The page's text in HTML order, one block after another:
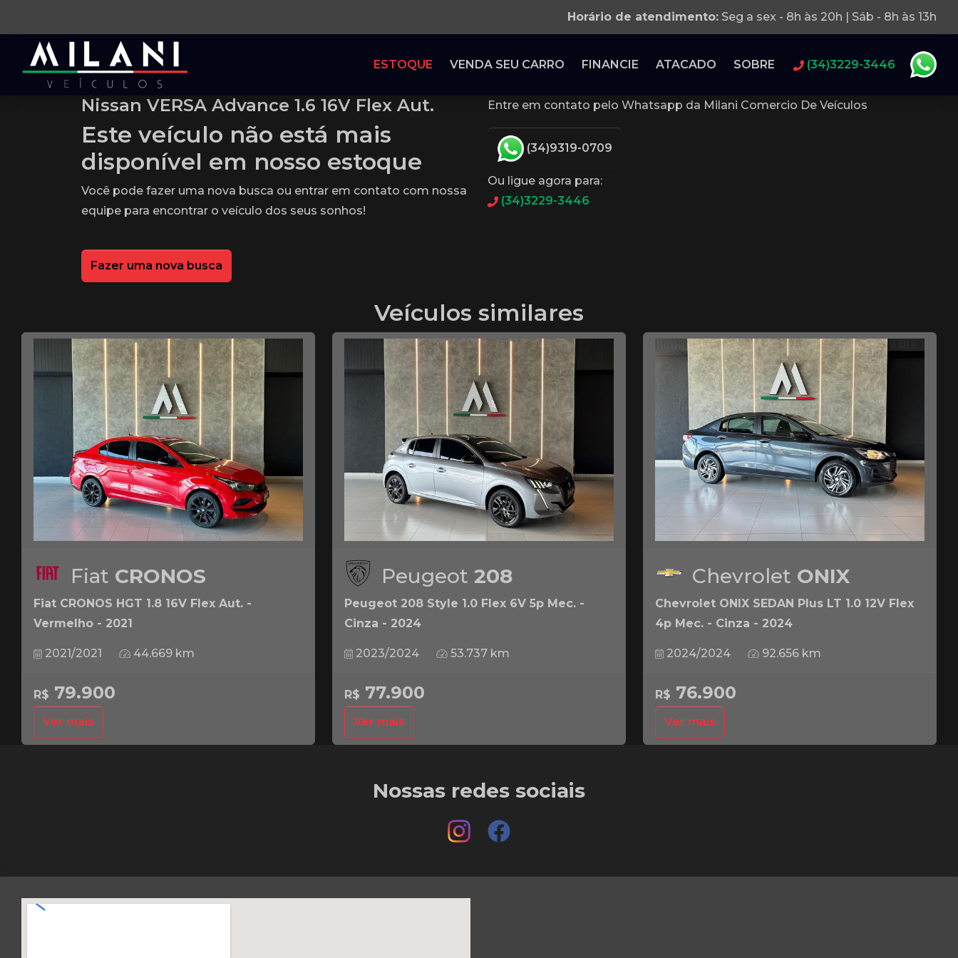
Horário de atendimento: Seg a sex - 8h às 20h | Sáb - 8h às 13h
ESTOQUE VENDA SEU CARRO FINANCIE ATACADO SOBRE (34)3229-3446
Nissan VERSA Advance 1.6 16V Flex Aut.
Este veículo não está mais
disponível em nosso estoque
Você pode fazer uma nova busca ou entrar em contato com nossa
equipe para encontrar o veículo dos seus sonhos!
Fazer uma nova busca
Entre em contato pelo Whatsapp da Milani Comercio De Veículos
(34)9319-0709
Ou ligue agora para:
(34)3229-3446
Veículos similares
Fiat CRONOS
Fiat CRONOS HGT 1.8 16V Flex Aut. -
Vermelho - 2021
2021/2021 44.669 km
R$ 79.900
Ver mais
Peugeot 208
Peugeot 208 Style 1.0 Flex 6V 5p Mec. -
Cinza - 2024
2023/2024 53.737 km
R$ 77.900
Ver mais
Chevrolet ONIX
Chevrolet ONIX SEDAN Plus LT 1.0 12V Flex
4p Mec. - Cinza - 2024
2024/2024 92.656 km
R$ 76.900
Ver mais
Nossas redes sociais